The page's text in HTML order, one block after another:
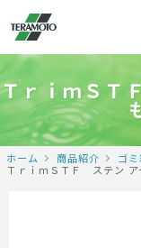
ＴｒｉｍＳＴ
ホーム 商品紹介 ゴ
ＴｒｉｍＳＴＦ ステン